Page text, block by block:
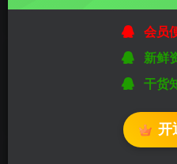
【知
会员
新鲜
干货
开